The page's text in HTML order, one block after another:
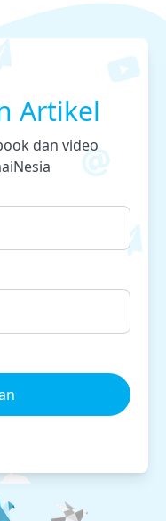
Artikel
dan video